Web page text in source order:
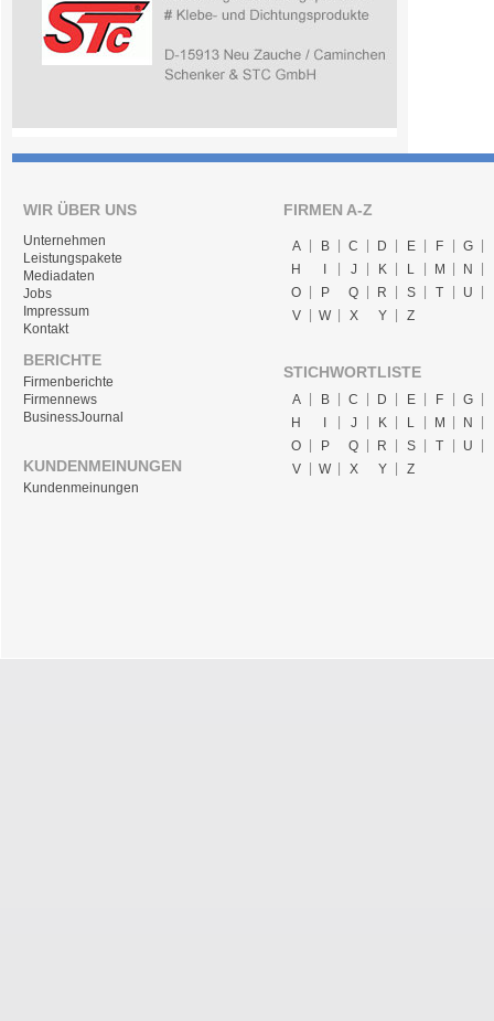
WIR ÜBER UNS
Unternehmen
Leistungspakete
Mediadaten
Jobs
Impressum
Kontakt
BERICHTE
Firmenberichte
Firmennews
BusinessJournal
KUNDENMEINUNGEN
Kundenmeinungen
FIRMEN A-Z
A B C D E F
G
H
J K L M
N
O
P Q R S T
U
V
W X Y Z
STICHWORTLISTE
A B C D E F
G
H
I J K L M
N
O
P Q R S T
U
V
W X Y Z